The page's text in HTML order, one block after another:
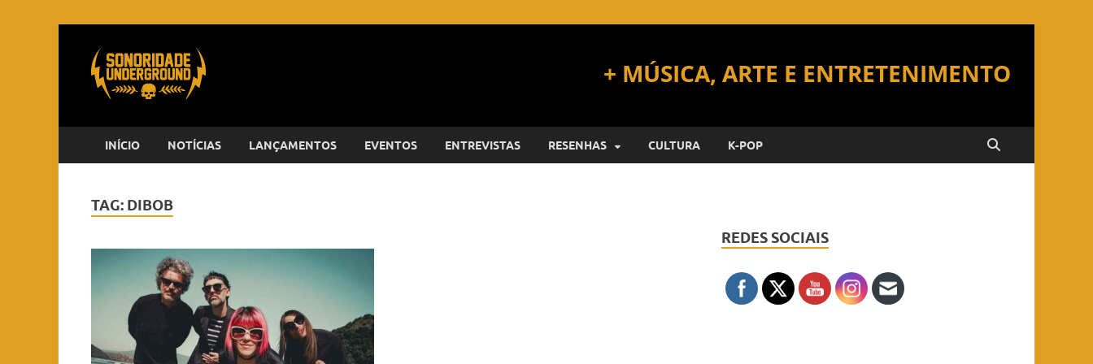
INÍCIO NOTÍCIAS LANÇAMENTOS EVENTOS ENTREVISTAS RESENHAS CULTURA K-POP
TAG: DIBOB
REDES SOCIAIS